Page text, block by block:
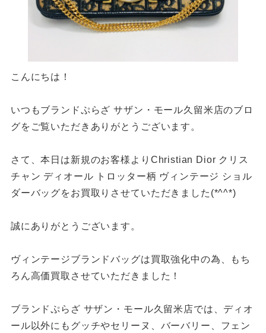
こんにちは！
いつもブランドぷらざ サザン・モール久留米店のブロ
グをご覧いただきありがとうございます。
さて、本日は新規のお客様よりChristian Dior クリス
チャン ディオール トロッター柄 ヴィンテージ ショル
ダーバッグをお買取りさせていただきました(*^^*)
誠にありがとうございます。
ヴィンテージブランドバッグは買取強化中の為、もち
ろん高価買取させていただきました！
ブランドぷらざ サザン・モール久留米店では、ディオ
ール以外にもグッチやセリーヌ、バーバリー、フェン